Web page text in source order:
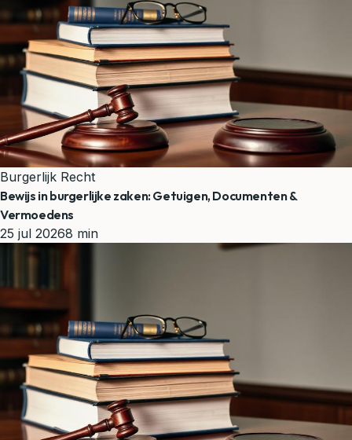
Burgerlijk Recht
Bewijs in burgerlijke zaken: Getuigen, Documenten &
Vermoedens
25 jul 20268 min